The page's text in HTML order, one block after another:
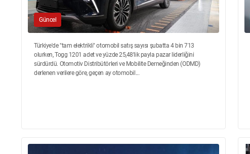
Güncel
Türkiye'de "tam elektrikli" otomobil satış sayısı şubatta 4 bin 713
olurken, Togg 1201 adet ve yüzde 25,48'lik payla pazar liderliğini
sürdürdü. Otomotiv Distribütörleri ve Mobilite Derneğinden (ODMD)
derlenen verilere göre, geçen ay otomobil...